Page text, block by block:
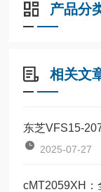
产品分
相关文
2025-07-27
cMT2059XH：